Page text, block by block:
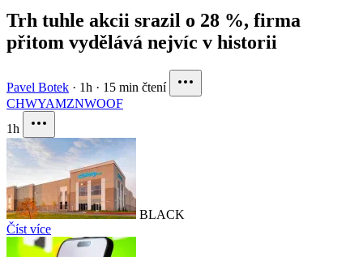
Trh tuhle akcii srazil o 28 %, firma
přitom vydělává nejvíc v historii
Pavel Botek · 1h · 15 min čtení
CHWYAMZNWOOF
1h
BLACK
Číst více